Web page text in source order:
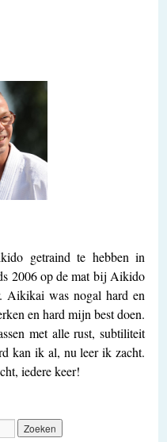
getraind te hebben in
2006 op de mat bij Aikido
Aikikai was nogal hard en
en hard mijn best doen.
met alle rust, subtiliteit
kan ik al, nu leer ik zacht.
iedere keer!